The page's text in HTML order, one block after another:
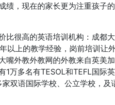
绩，现在的家长更为注重孩子
比很高的英语培训机构：成都
以上的教学经验，岗前培训让
嘴外教外教网的外教来自英美
1万多名有TESOL和TEFL国
双语国际学校、公立学校，及